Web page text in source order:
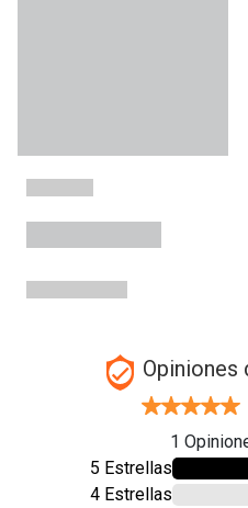
Opiniones
1
5 Estrellas
4 Estrellas